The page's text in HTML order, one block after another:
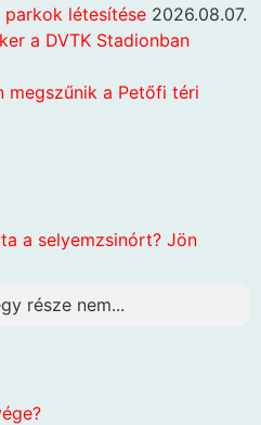
parkok létesítése 2026.08.07.
a DVTK Stadionban
megszűnik a Petőfi téri
a selyemzsinórt? Jön
része nem...